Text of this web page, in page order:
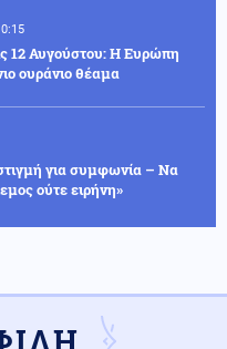
12 Αυγούστου: Η Ευρώπη
ουράνιο θέαμα
για συμφωνία – Να
ούτε ειρήνη»